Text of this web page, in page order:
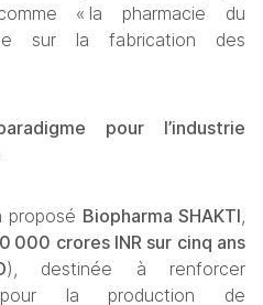
« la pharmacie du
sur la fabrication des
pour l’industrie
proposé Biopharma SHAKTI,
000 crores INR sur cinq ans
), destinée à renforcer